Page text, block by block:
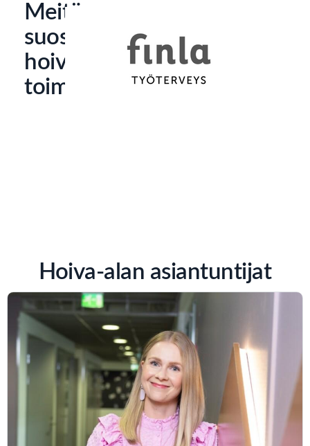
Meitä
suosittelevat
hoivan
toimialalla
Hoiva-alan asiantuntijat